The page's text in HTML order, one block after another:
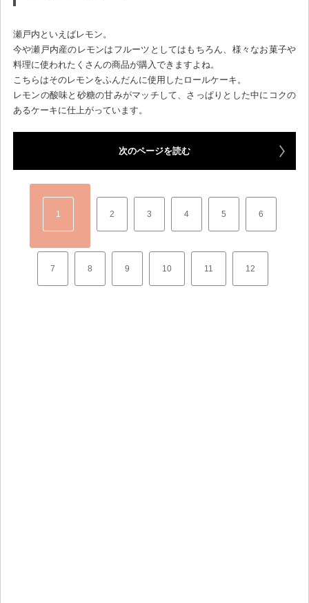
瀬戸内といえばレモン。
今や瀬戸内産のレモンはフルーツとしてはもちろん、様々なお菓子や
料理に使われたくさんの商品が購入できますよね。
こちらはそのレモンをふんだんに使用したロールケーキ。
レモンの酸味と砂糖の甘みがマッチして、さっぱりとした中にコクの
あるケーキに仕上がっています。
次のページを読む
1 2 3 4 5 6
7 8 9 10 11 12